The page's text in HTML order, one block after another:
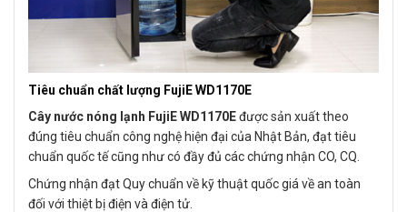
Tiêu chuẩn chất lượng FujiE WD1170E
Cây nước nóng lạnh FujiE WD1170Eđược sản xuất theo
đúng tiêu chuẩn công nghệ hiện đại của Nhật Bản, đạt tiêu
chuẩn quốc tế cũng như có đầy đủ các chứng nhận CO, CQ.
Chứng nhận đạt Quy chuẩn về kỹ thuật quốc giá về an toàn
đối với thiệt bị điện và điện tử.